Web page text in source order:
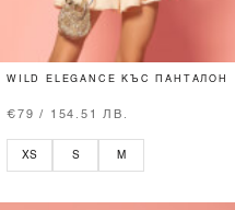
WILD ELEGANCE КЪС ПАНТАЛОН
€79 / 154.51 ЛВ.
XS S M